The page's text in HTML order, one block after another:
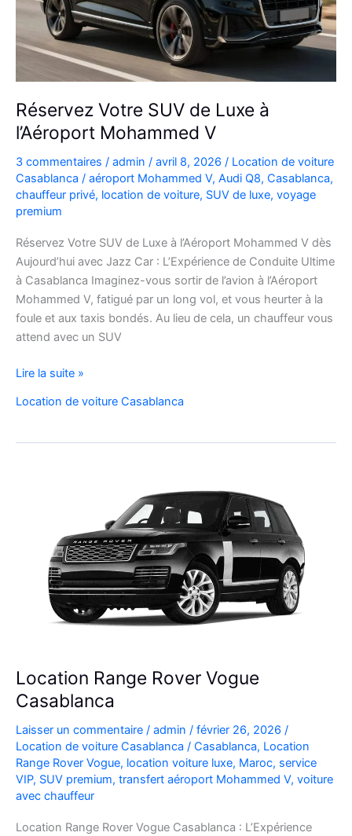
plans
Réservez Votre SUV de Luxe à
l’Aéroport Mohammed V
3 commentaires / admin / avril 8, 2026 / Location de voiture
Casablanca / aéroport Mohammed V, Audi Q8, Casablanca,
chauffeur privé, location de voiture, SUV de luxe, voyage
premium
Réservez Votre SUV de Luxe à l’Aéroport Mohammed V dès
Aujourd’hui avec Jazz Car : L’Expérience de Conduite Ultime
à Casablanca Imaginez-vous sortir de l’avion à l’Aéroport
Mohammed V, fatigué par un long vol, et vous heurter à la
foule et aux taxis bondés. Au lieu de cela, un chauffeur vous
attend avec un SUV
Réservez
SUV
Luxe
Lire la suite »
Location de voiture Casablanca
Location Range Rover Vogue
Casablanca
Laisser un commentaire / admin / février 26, 2026 /
Location de voiture Casablanca / Casablanca, Location
Range Rover Vogue, location voiture luxe, Maroc, service
VIP, SUV premium, transfert aéroport Mohammed V, voiture
avec chauffeur
Location Range Rover Vogue Casablanca : L’Expérience